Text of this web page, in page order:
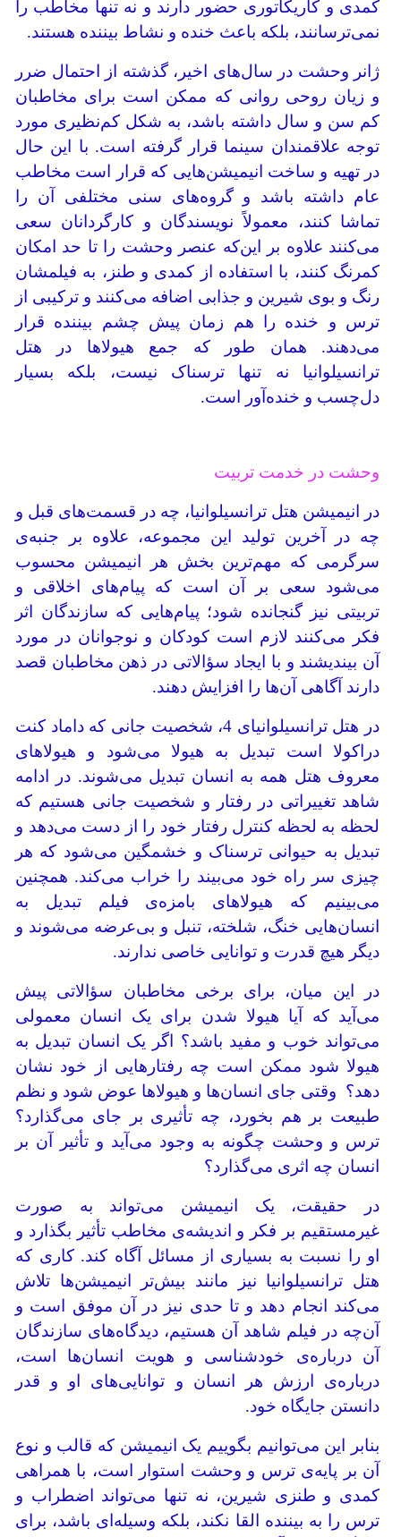
کمدی و کاریکاتوری حضور دارند و نه تنها مخاطب را
نمی‌ترسانند، بلکه باعث خنده و نشاط بیننده هستند.
ژانر وحشت در سال‌های اخیر، گذشته از احتمال ضرر
و زیان روحی روانی که ممکن است برای مخاطبان
کم سن و سال داشته باشد، به شکل کم‌نظیری مورد
توجه علاقمندان سینما قرار گرفته است. با این حال
در تهیه و ساخت انیمیشن‌هایی که قرار است مخاطب
عام داشته باشد و گروه‌های سنی مختلفی آن را
تماشا کنند، معمولاً نویسندگان و کارگردانان سعی
می‌کنند علاوه بر این‌که عنصر وحشت را تا حد امکان
کمرنگ کنند، با استفاده از کمدی و طنز، به فیلمشان
رنگ و بوی شیرین و جذابی اضافه می‌کنند و ترکیبی از
ترس و خنده را هم زمان پیش چشم بیننده قرار
می‌دهند. همان طور که جمع هیولاها در هتل
ترانسیلوانیا نه تنها ترسناک نیست، بلکه بسیار
دل‌چسب و خنده‌آور است.
وحشت در خدمت تربیت
در انیمیشن هتل ترانسیلوانیا، چه در قسمت‌های قبل و
چه در آخرین تولید این مجموعه، علاوه بر جنبه‌ی
سرگرمی که مهم‌ترین بخش هر انیمیشن محسوب
می‌شود سعی بر آن است که پیام‌های اخلاقی و
تربیتی نیز گنجانده شود؛ پیام‌هایی که سازندگان اثر
فکر می‌کنند لازم است کودکان و نوجوانان در مورد
آن بیندیشند و با ایجاد سؤالاتی در ذهن مخاطبان قصد
دارند آگاهی آن‌ها را افزایش دهند.
در هتل ترانسیلوانیای 4، شخصیت جانی که داماد کنت
دراکولا است تبدیل به هیولا می‌شود و هیولاهای
معروف هتل همه به انسان تبدیل می‌شوند. در ادامه
شاهد تغییراتی در رفتار و شخصیت جانی هستیم که
لحظه به لحظه کنترل رفتار خود را از دست می‌دهد و
تبدیل به حیوانی ترسناک و خشمگین می‌شود که هر
چیزی سر راه خود می‌بیند را خراب می‌کند. همچنین
می‌بینیم که هیولاهای بامزه‌ی فیلم تبدیل به
انسان‌هایی خنگ، شلخته، تنبل و بی‌عرضه می‌شوند و
دیگر هیچ قدرت و توانایی خاصی ندارند.
در این میان، برای برخی مخاطبان سؤالاتی پیش
می‌آید که آیا هیولا شدن برای یک انسان معمولی
می‌تواند خوب و مفید باشد؟ اگر یک انسان تبدیل به
هیولا شود ممکن است چه رفتارهایی از خود نشان
دهد؟ وقتی جای انسان‌ها و هیولاها عوض شود و نظم
طبیعت بر هم بخورد، چه تأثیری بر جای می‌گذارد؟
ترس و وحشت چگونه به وجود می‌آید و تأثیر آن بر
انسان چه اثری می‌گذارد؟
در حقیقت، یک انیمیشن می‌تواند به صورت
غیرمستقیم بر فکر و اندیشه‌ی مخاطب تأثیر بگذارد و
او را نسبت به بسیاری از مسائل آگاه کند. کاری که
هتل ترانسیلوانیا نیز مانند بیش‌تر انیمیشن‌ها تلاش
می‌کند انجام دهد و تا حدی نیز در آن موفق است و
آن‌چه در فیلم شاهد آن هستیم، دیدگاه‌های سازندگان
آن درباره‌ی خودشناسی و هویت انسان‌ها است،
درباره‌ی ارزش هر انسان و توانایی‌های او و قدر
دانستن جایگاه خود.
بنابر این می‌توانیم بگوییم یک انیمیشن که قالب و نوع
آن بر پایه‌ی ترس و وحشت استوار است، با همراهی
کمدی و طنزی شیرین، نه تنها می‌تواند اضطراب و
ترس را به بیننده القا نکند، بلکه وسیله‌ای باشد، برای